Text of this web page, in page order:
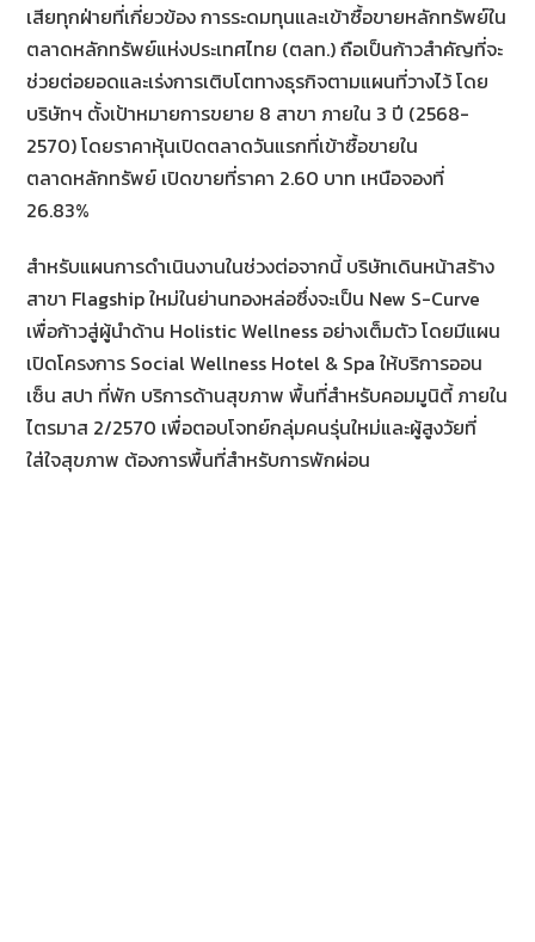
เสียทุกฝ่ายที่เกี่ยวข้อง การระดมทุนและเข้าซื้อขายหลักทรัพย์ใน
ตลาดหลักทรัพย์แห่งประเทศไทย (ตลท.) ถือเป็นก้าวสำคัญที่จะ
ช่วยต่อยอดและเร่งการเติบโตทางธุรกิจตามแผนที่วางไว้ โดย
บริษัทฯ ตั้งเป้าหมายการขยาย 8 สาขา ภายใน 3 ปี (2568-
2570) โดยราคาหุ้นเปิดตลาดวันแรกที่เข้าซื้อขายใน
ตลาดหลักทรัพย์ เปิดขายที่ราคา 2.60 บาท เหนือจองที่
26.83%
สำหรับแผนการดำเนินงานในช่วงต่อจากนี้ บริษัทเดินหน้าสร้าง
สาขา Flagship ใหม่ในย่านทองหล่อซึ่งจะเป็น New S-Curve
เพื่อก้าวสู่ผู้นำด้าน Holistic Wellness อย่างเต็มตัว โดยมีแผน
เปิดโครงการ Social Wellness Hotel & Spa ให้บริการออน
เซ็น สปา ที่พัก บริการด้านสุขภาพ พื้นที่สำหรับคอมมูนิตี้ ภายใน
ไตรมาส 2/2570 เพื่อตอบโจทย์กลุ่มคนรุ่นใหม่และผู้สูงวัยที่
ใส่ใจสุขภาพ ต้องการพื้นที่สำหรับการพักผ่อน